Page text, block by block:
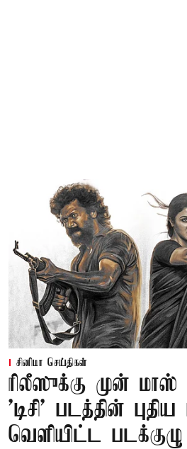
சினிமா செய்திகள்
ரிலீஸுக்கு முன்
'டிசி' படத்தின்
வெளியிட்ட படக்குழு